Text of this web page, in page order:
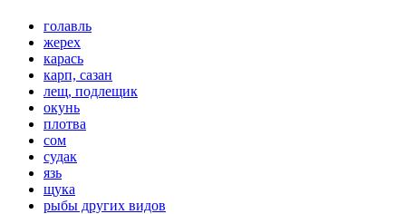
голавль
жерех
карась
карп, сазан
лещ, подлещик
окунь
плотва
сом
судак
язь
щука
рыбы других видов